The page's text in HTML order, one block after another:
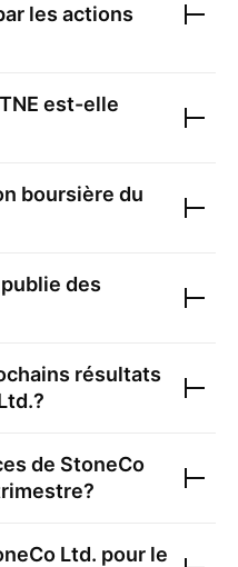
les actions
est-elle
boursière du
publie des
résultats
?
de StoneCo
Ltd. pour le